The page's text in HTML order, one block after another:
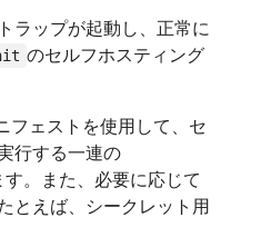
ラップが起動し、正常に
のセルフホスティング
フェストを使用して、セ
行する一連の
。また、必要に応じて
とえば、シークレット用